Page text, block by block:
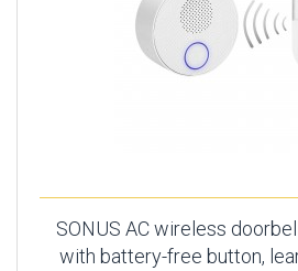
SONUS AC wireless
with battery-free button,